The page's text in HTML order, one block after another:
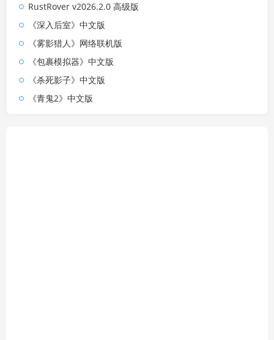
RustRover v2026.2.0 高级版
《深入后室》中文版
《雾影猎人》网络联机版
《包裹模拟器》中文版
《杀死影子》中文版
《青鬼2》中文版